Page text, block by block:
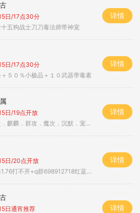
日/17点30分
五狗战士刀刀毒法师带神宠
详情
日/17点30分
５０％小极品＋１０武器带毒素
详情
日/19点开放
麒麟．群攻．魔次．沉默．宠物．暗黑
详情
日/20点开放
打不开+q群698912718红蓝毒符免费
详情
日通宵推荐
详情